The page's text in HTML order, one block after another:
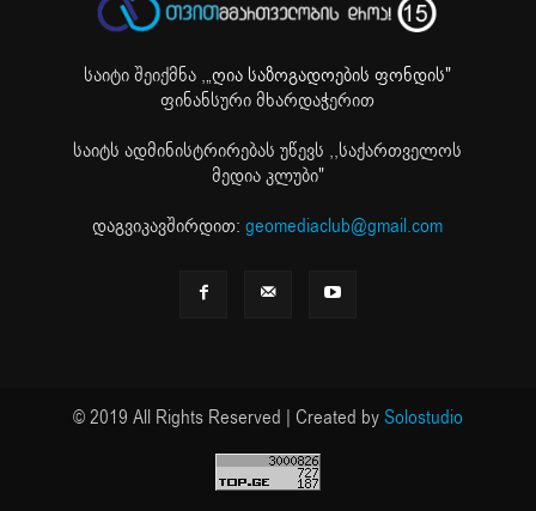
საიტი შეიქმნა ,„ღია საზოგადოების ფონდის"
ფინანსური მხარდაჭერით
საიტს ადმინისტრირებას უწევს ,,საქართველოს
მედია კლუბი"
დაგვიკავშირდით:geomediaclub@gmail.com
© 2019 All Rights Reserved | Created bySolostudio